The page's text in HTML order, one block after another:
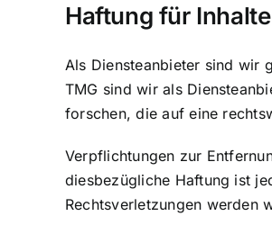
Haftung für Inhalte
Als Diensteanbieter sind wir
TMG sind wir als
forschen, die auf eine
Verpflichtungen zur
diesbezügliche Haftung ist
Rechtsverletzungen werden